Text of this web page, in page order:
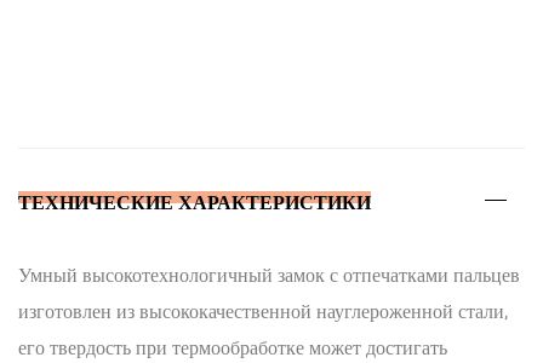
ТЕХНИЧЕСКИЕ ХАРАКТЕРИСТИКИ
Умный высокотехнологичный замок с отпечатками пальцев
изготовлен из высококачественной науглероженной стали,
его твердость при термообработке может достигать